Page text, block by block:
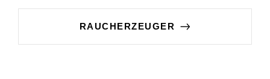
RAUCHERZEUGER